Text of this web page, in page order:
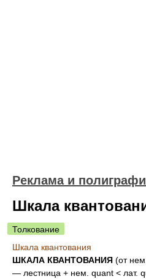
Реклама и
Шкала
Толкование
Шкала квантования
ШКАЛА КВАНТОВАНИЯ (от
— лестница + нем. quant < лат.